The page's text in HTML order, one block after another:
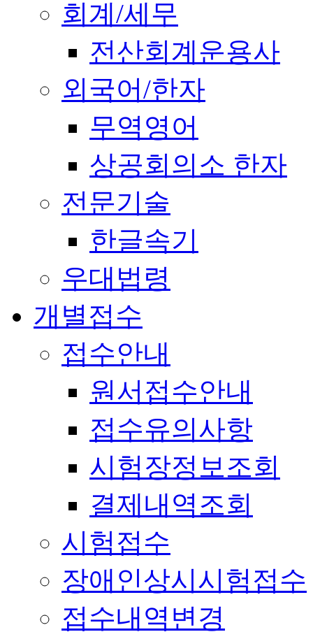
회계/세무
전산회계운용사
외국어/한자
무역영어
상공회의소 한자
전문기술
한글속기
우대법령
개별접수
접수안내
원서접수안내
접수유의사항
시험장정보조회
결제내역조회
시험접수
장애인상시시험접수
접수내역변경